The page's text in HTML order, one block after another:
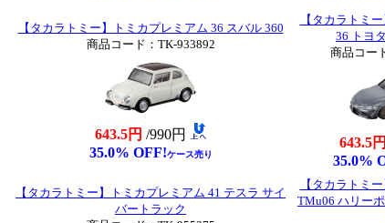
【タカラトミー】トミカプレミアム 36 スバル 360
商品コード：TK-933892
643.5円 /990円
35.0% OFF!ケース売り
【タカラトミ
36 トヨ
商品コー
643.5円
35.0%
【タカラトミー】トミカプレミアム 41 テスラ サイ
バートラック
【タカラトミ
TMu06 ハリー